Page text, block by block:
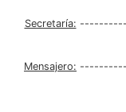
Secretaría:
Mensajero: